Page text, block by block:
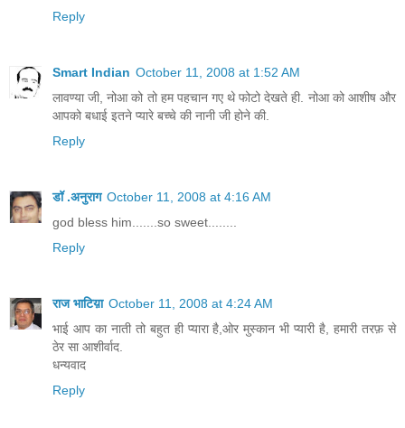
Reply
Smart Indian October 11, 2008 at 1:52 AM
लावण्या जी, नोआ को तो हम पहचान गए थे फोटो देखते ही. नोआ को आशीष और
आपको बधाई इतने प्यारे बच्चे की नानी जी होने की.
Reply
डॉ .अनुराग October 11, 2008 at 4:16 AM
god bless him.......so sweet........
Reply
राज भाटिय़ा October 11, 2008 at 4:24 AM
भाई आप का नाती तो बहुत ही प्यारा है,ओर मुस्कान भी प्यारी है, हमारी तरफ़ से
ठेर सा आशीर्वाद.
धन्यवाद
Reply